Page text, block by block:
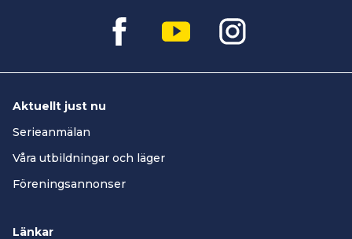
Aktuellt just nu
Serieanmälan
Våra utbildningar och läger
Föreningsannonser
Länkar